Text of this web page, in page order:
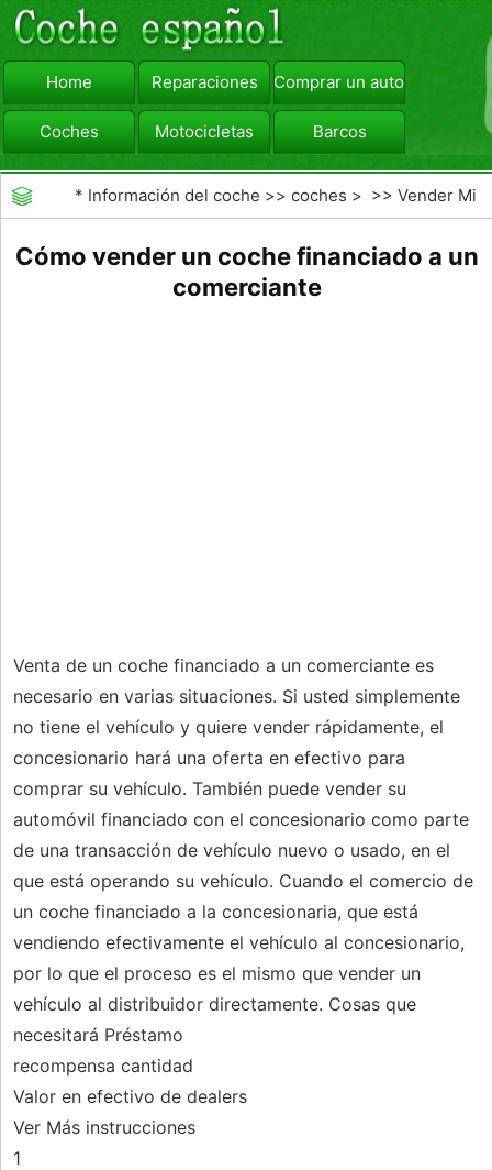
Home Reparaciones Comprar un automóvil
Coches Motocicletas Barcos
viajar Camiones
* Información del coche >>coches > >>Vender Mi
Cómo vender un coche financiado a un
comerciante
Venta de un coche financiado a un comerciante es
necesario en varias situaciones. Si usted simplemente
no tiene el vehículo y quiere vender rápidamente, el
concesionario hará una oferta en efectivo para
comprar su vehículo. También puede vender su
automóvil financiado con el concesionario como parte
de una transacción de vehículo nuevo o usado, en el
que está operando su vehículo. Cuando el comercio de
un coche financiado a la concesionaria, que está
vendiendo efectivamente el vehículo al concesionario,
por lo que el proceso es el mismo que vender un
vehículo al distribuidor directamente. Cosas que
necesitará Préstamo
recompensa cantidad
Valor en efectivo de dealers
Ver Más instrucciones
1